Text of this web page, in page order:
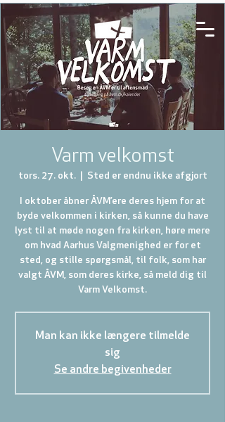
Varm velkomst
tors. 27. okt.
  |
Sted er endnu ikke afgjort
I oktober åbner ÅVM’ere deres hjem for at
byde velkommen i kirken, så kunne du have
lyst til at møde nogen fra kirken, høre mere
om hvad Aarhus Valgmenighed er for et
sted, og stille spørgsmål, til folk, som har
valgt ÅVM, som deres kirke, så meld dig til
Varm Velkomst.
Man kan ikke længere tilmelde
sig
Se andre begivenheder